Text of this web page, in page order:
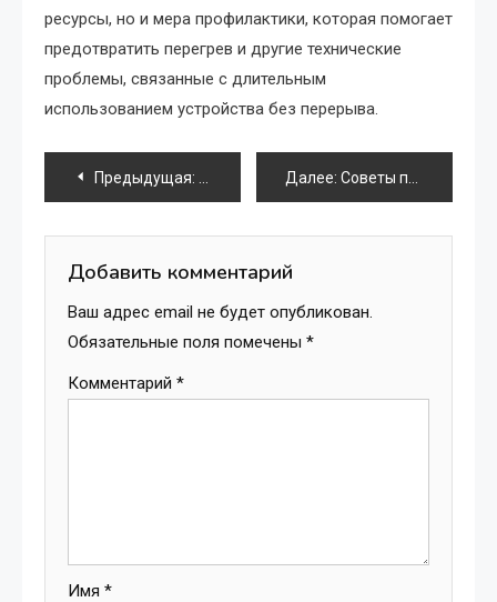
ресурсы, но и мера профилактики, которая помогает
предотвратить перегрев и другие технические
проблемы, связанные с длительным
использованием устройства без перерыва.
Навигация
по
записям
Предыдущая: Использование оптимизированных
Далее: Советы по улучшению работы камеры iPhone
Добавить комментарий
Ваш адрес email не будет опубликован.
Обязательные поля помечены *
Комментарий *
Имя *